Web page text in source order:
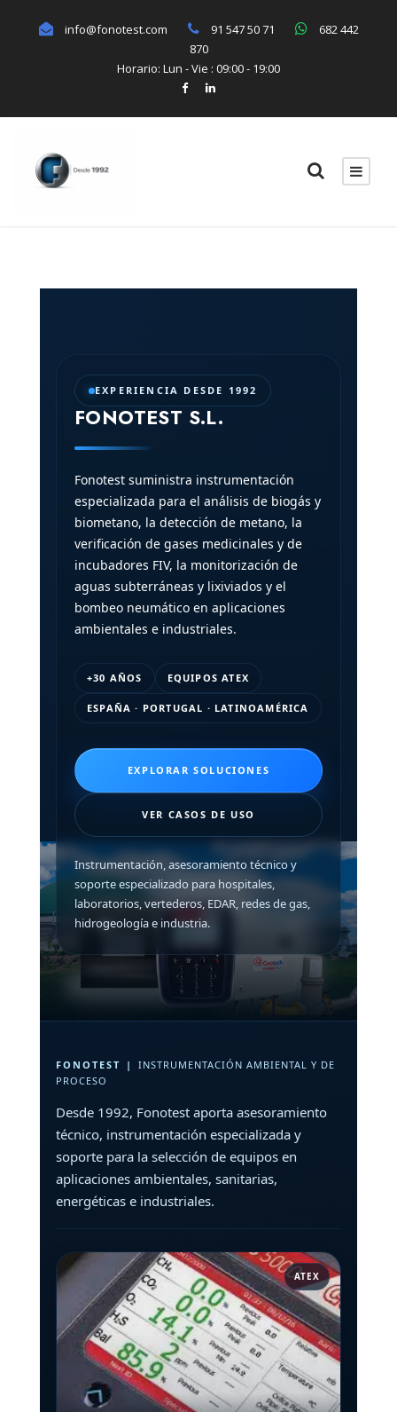
info@fonotest.com 91 547 50 71
682 442
870
Horario: Lun - Vie : 09:00 - 19:00
EXPERIENCIA DESDE 1992
FONOTEST S.L.
Fonotest suministra instrumentación
especializada para el análisis de biogás y
biometano, la detección de metano, la
verificación de gases medicinales y de
incubadores FIV, la monitorización de
aguas subterráneas y lixiviados y el
bombeo neumático en aplicaciones
ambientales e industriales.
+30 AÑOS EQUIPOS ATEX
ESPAÑA · PORTUGAL · LATINOAMÉRICA
EXPLORAR SOLUCIONES
VER CASOS DE USO
Instrumentación, asesoramiento técnico y
soporte especializado para hospitales,
laboratorios, vertederos, EDAR, redes de gas,
hidrogeología e industria.
FONOTEST |
INSTRUMENTACIÓN AMBIENTAL Y DE
PROCESO
Desde 1992, Fonotest aporta asesoramiento
técnico, instrumentación especializada y
soporte para la selección de equipos en
aplicaciones ambientales, sanitarias,
energéticas e industriales.
ATEX